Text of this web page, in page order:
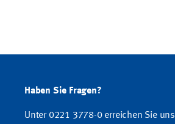
Haben Sie Fragen?
Unter 0221 3778-0 erreichen Sie uns